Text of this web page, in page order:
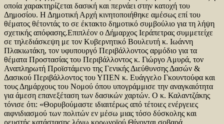
οποία χαρακτηρίζεται δασική και περνάει στην κατοχή του
Δημοσίου. Η Δημοτική Αρχή κινητοποιήθηκε αμέσως επί του
θέματος θέτοντάς το σε έκτακτο δημοτικό συμβούλιο για τη λήψη
σχετικής απόφασης.Επιπλέον ο Δήμαρχος Ιεράπετρας συμμετείχε
σε τηλεδιάσκεψη με τον Κυβερνητικό Βουλευτή κ. Ιωάννη
Πλακιωτάκη, τον υφυπουργό Περιβάλλοντος αρμόδιο για τα
θέματα Προστασίας του Περιβάλλοντος κ. Γιώργο Αμυρά, τον
Αναπληρωτή Προϊστάμενο της Γενικής Διεύθυνσης Δασών &
Δασικού Περιβάλλοντος του ΥΠΕΝ κ. Ευάγγελο Γκουντούφα και
τους Δημάρχους του Νομού όπου υπογράμμισε την αναγκαιότητα
για άμεση επανεξέταση των δασικών χαρτών. Ο κ. Καλαντζάκης
τόνισε ότι: «Θορυβούμαστε ιδιαιτέρως από τέτοιες ενέργειες
αιφνιδιασμού των πολιτών εν μέσω μιας τόσο δύσκολης και
ρευστής κατάστασης λόγω κορωνοϊού.Θίγονται σοβαρά